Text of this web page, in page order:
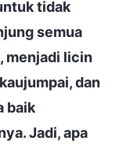
tidak
semua
menjadi licin
dan
baik
Jadi, apa